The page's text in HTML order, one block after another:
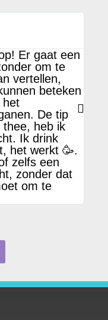
Er gaat een
om te
vertellen,
beteken
het
De tip
heb ik
Ik drink
het werkt 🥳.
zelfs een
zonder dat
om te